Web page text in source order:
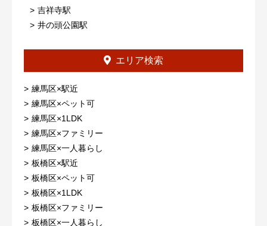
吉祥寺駅
井の頭公園駅
エリア検索
練馬区×駅近
練馬区×ペット可
練馬区×1LDK
練馬区×ファミリー
練馬区×一人暮らし
板橋区×駅近
板橋区×ペット可
板橋区×1LDK
板橋区×ファミリー
板橋区×一人暮らし